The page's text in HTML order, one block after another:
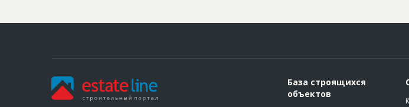
База строящихся
объектов